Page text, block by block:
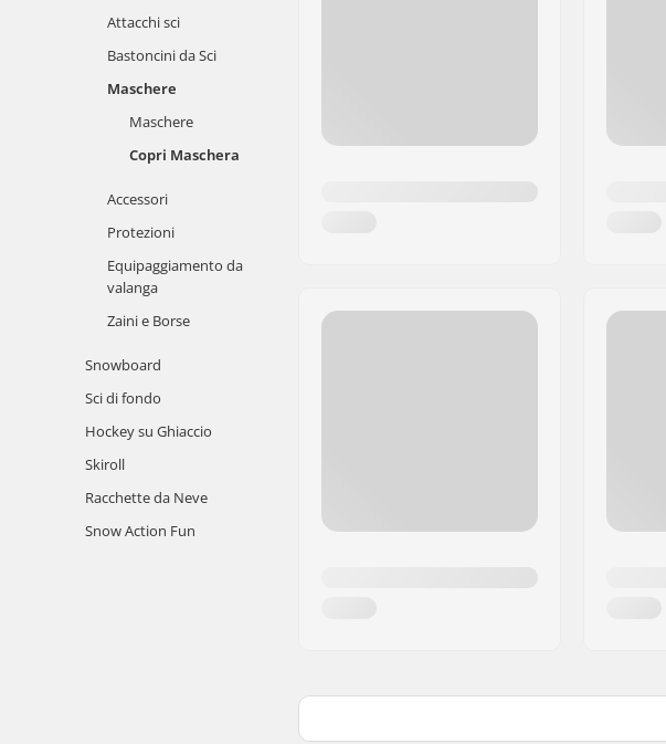
Attacchi sci
Bastoncini da Sci
Maschere
Maschere
Copri Maschera
Accessori
Protezioni
Equipaggiamento da
valanga
Zaini e Borse
Snowboard
Sci di fondo
Hockey su Ghiaccio
Skiroll
Racchette da Neve
Snow Action Fun